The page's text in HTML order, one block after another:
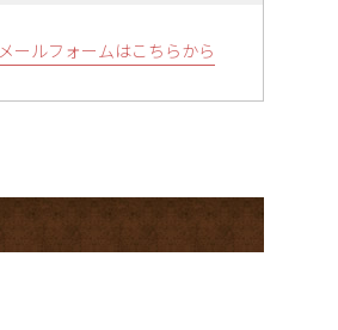
メールフォームはこちらから